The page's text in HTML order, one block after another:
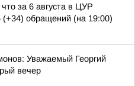
за 6 августа в ЦУР
(+34) обращений (на 19:00)
Уважаемый Георгий
вечер